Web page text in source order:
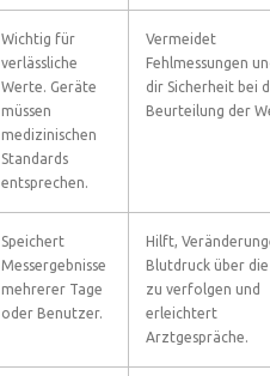
Wichtig für
verlässliche
Werte. Geräte
müssen
medizinischen
Standards
entsprechen.
Vermeidet
Fehlmessungen
dir Sicherheit bei
Beurteilung der
Speichert
Messergebnisse
mehrerer Tage
oder Benutzer.
Hilft,
Blutdruck über
zu verfolgen und
erleichtert
Arztgespräche.